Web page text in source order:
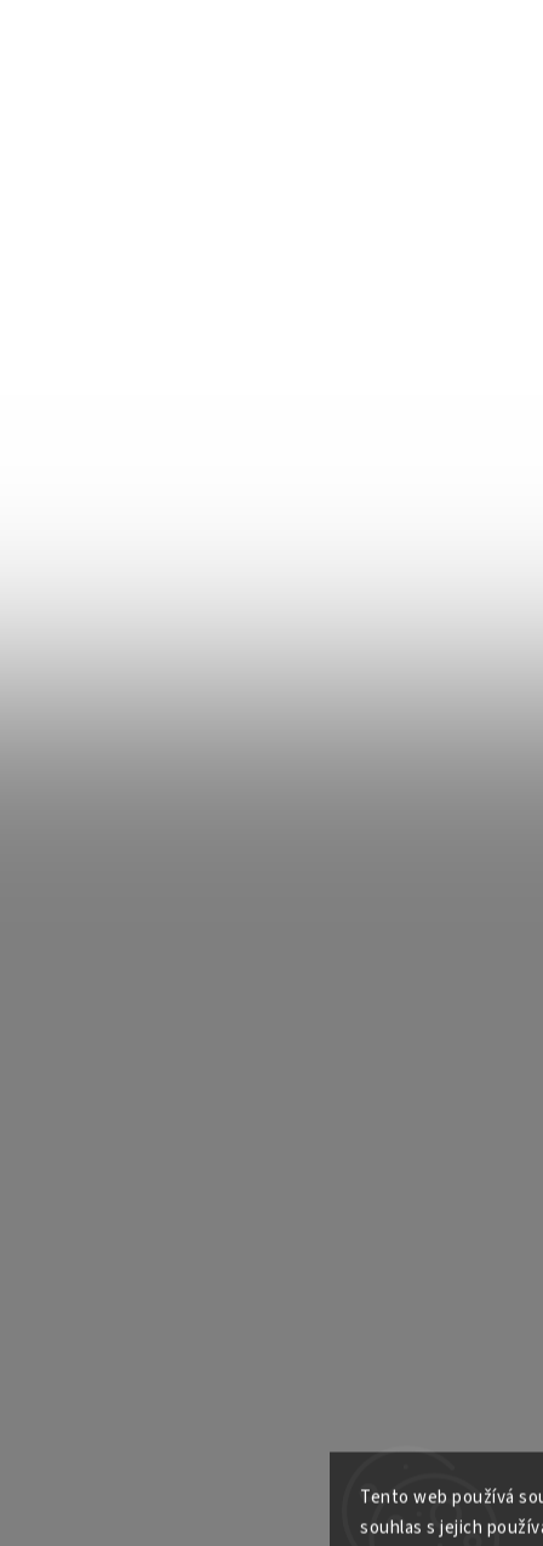
Tento web používá
souhlas s jejich